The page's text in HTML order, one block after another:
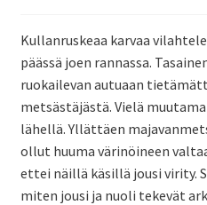
Kullanruskeaa karvaa
päässä joen rannassa.
ruokailevan autuaan
metsästäjästä. Vielä
lähellä. Yllättäen
ollut huuma värinöineen
ettei näillä käsillä jousi virity.
miten jousi ja nuoli tekevät